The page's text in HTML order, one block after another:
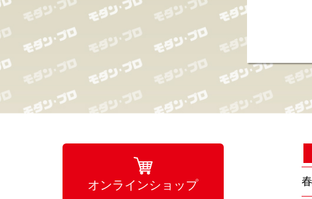
オンラインショップ